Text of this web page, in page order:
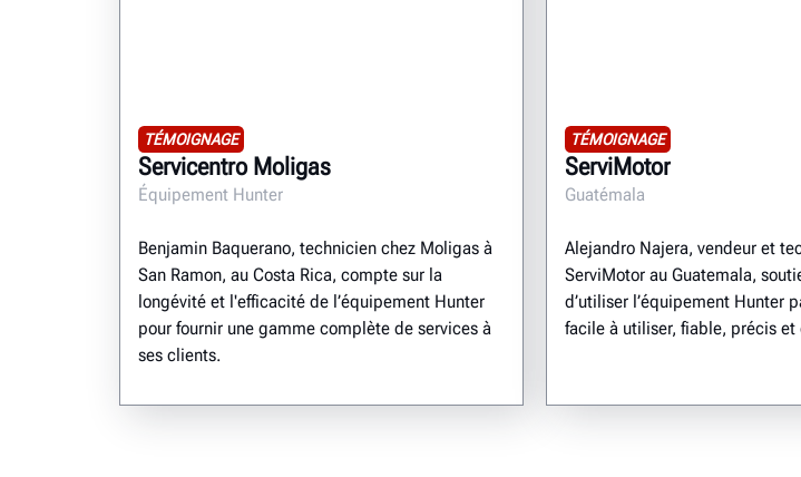
TÉMOIGNAGE
Servicentro Moligas
Équipement Hunter
Benjamin Baquerano, technicien chez Moligas à
San Ramon, au Costa Rica, compte sur la
longévité et l'efficacité de l’équipement Hunter
pour fournir une gamme complète de services à
ses clients.
TÉMOIGNAGE
ServiMotor
Guatémala
Alejandro Najera, vendeur et
ServiMotor au Guatemala,
d’utiliser l’équipement Hunter
facile à utiliser, fiable, précis et